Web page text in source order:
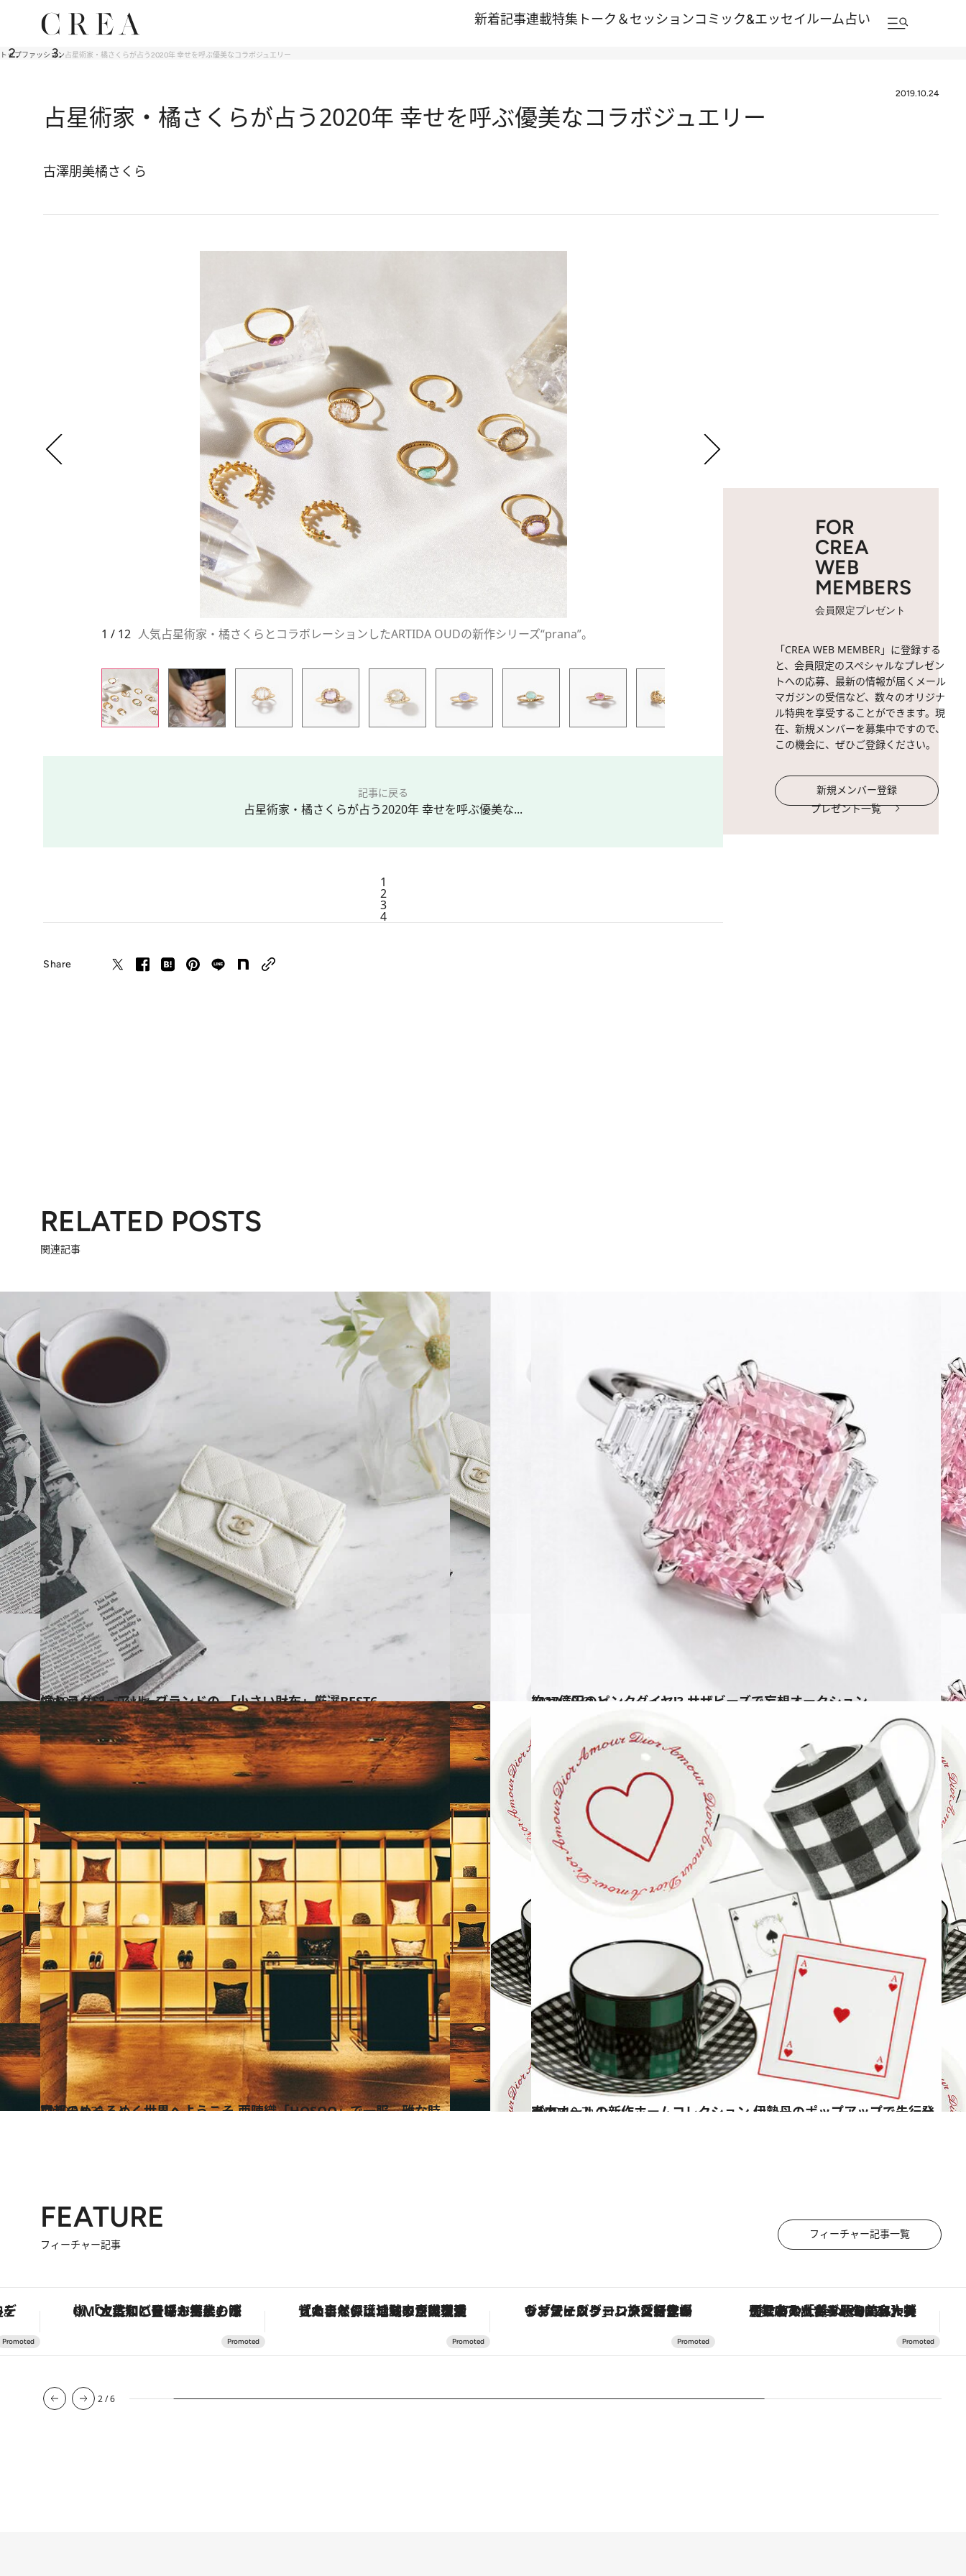
新着記事連載特集 トーク＆セッションコミック&エッセイルーム占い
トップファッション占星術家・橘さくらが占う2020年 幸せを呼ぶ優美なコラボジュエリー
2019.10.24
占星術家・橘さくらが占う2020年 幸せを呼ぶ優美なコラボジュエリー
古澤朋美橘さくら
1 / 12 人気占星術家・橘さくらとコラボレーションしたARTIDA OUDの新作シリーズ“prana”。
またたくまに高感度な女性
記事に戻る
占星術家・橘さくらが占う2020年 幸せを呼ぶ優美な...
1
2
3
4
Share
FOR
CREA
WEB
MEMBERS
会員限定プレゼント
「CREA WEB MEMBER」に登録する
と、会員限定のスペシャルなプレゼン
トへの応募、最新の情報が届くメール
マガジンの受信など、数々のオリジナ
ル特典を享受することができます。現
在、新規メンバーを募集中ですので、
この機会に、ぜひご登録ください。
新規メンバー登録
プレゼント一覧
RELATED POSTS
関連記事
2018.11.12
憧れラグジュアリーブランドの 「小さい財布」厳選BEST6
コミック ＆ エッセイ 2019.10.6
約27億円のピンクダイヤ!? サザビーズで妄想オークション
ファッション
2019.10.21
京都のめくるめく世界へようこそ 西陣織「HOSOO」で一服、雅な時間
カルチャー 2019.10.7
ディオールの新作ホームコレクション 伊勢丹のポップアップで先行発売中
ファッション
FEATURE
フィーチャー記事
フィーチャー記事一覧
える。 「土佐和ハーブかき氷」がOMO7高知に登場！生姜、山椒、大葉など目にも舌にも涼を呼ぶ郷土の味 「大事なのは地域の意識を変えること」。ロレックス賞受賞の自然保護活動家が実現させたナイジェリアの自然環境の復活 ヴァシュロン・コンスタンタン「オーヴァーシーズ・オートマティック」。旅愛好家のお気に入りコレクションから、ジェンダーレスな新作が登場 【銀座で出合う最旬美容】美髪ケアや上質な眠り…セルフケアのアップデートから、特別な名入れギフトまで。大人のための「ReFa GINZA」クルーズ
2/6